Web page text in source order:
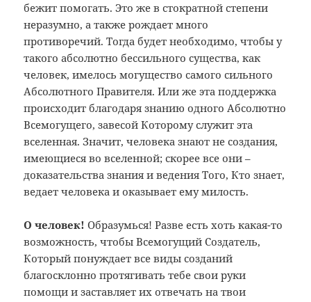
бежит помогать. Это же в стократной степени
неразумно, а также рождает много
противоречий. Тогда будет необходимо, чтобы у
такого абсолютно бессильного существа, как
человек, имелось могущество самого сильного
Абсолютного Правителя. Или же эта поддержка
происходит благодаря знанию одного Абсолютно
Всемогущего, завесой Которому служит эта
вселенная. Значит, человека знают не создания,
имеющиеся во вселенной; скорее все они –
доказательства знания и ведения Того, Кто знает,
ведает человека и оказывает ему милость.
О человек! Образумься! Разве есть хоть какая-то
возможность, чтобы Всемогущий Создатель,
Который понуждает все виды созданий
благосклонно протягивать тебе свои руки
помощи и заставляет их отвечать на твои